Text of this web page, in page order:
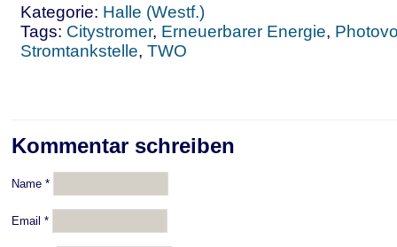
Kategorie: Halle (Westf.)
Tags: Citystromer, Erneuerbarer Energie,
Stromtankstelle, TWO
Kommentar schreiben
Name *
Email *